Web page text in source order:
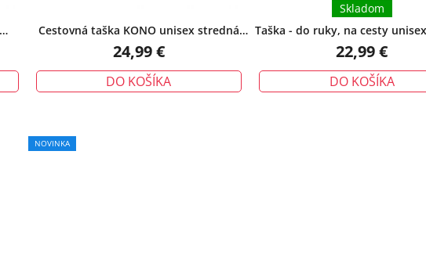
Cestovná taška KONO unisex stredná
maskáčová
24,99 €
DO KOŠÍKA
Taška - do ruky, na cesty
Skladom
22,99 €
DO KOŠÍKA
NOVINKA